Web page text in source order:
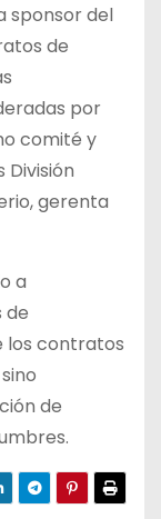
sponsor del
de
por
comité y
División
gerenta
a
de
los contratos
de